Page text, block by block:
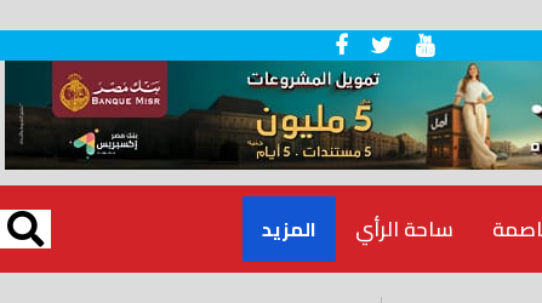
المزيد ساحة الرأي